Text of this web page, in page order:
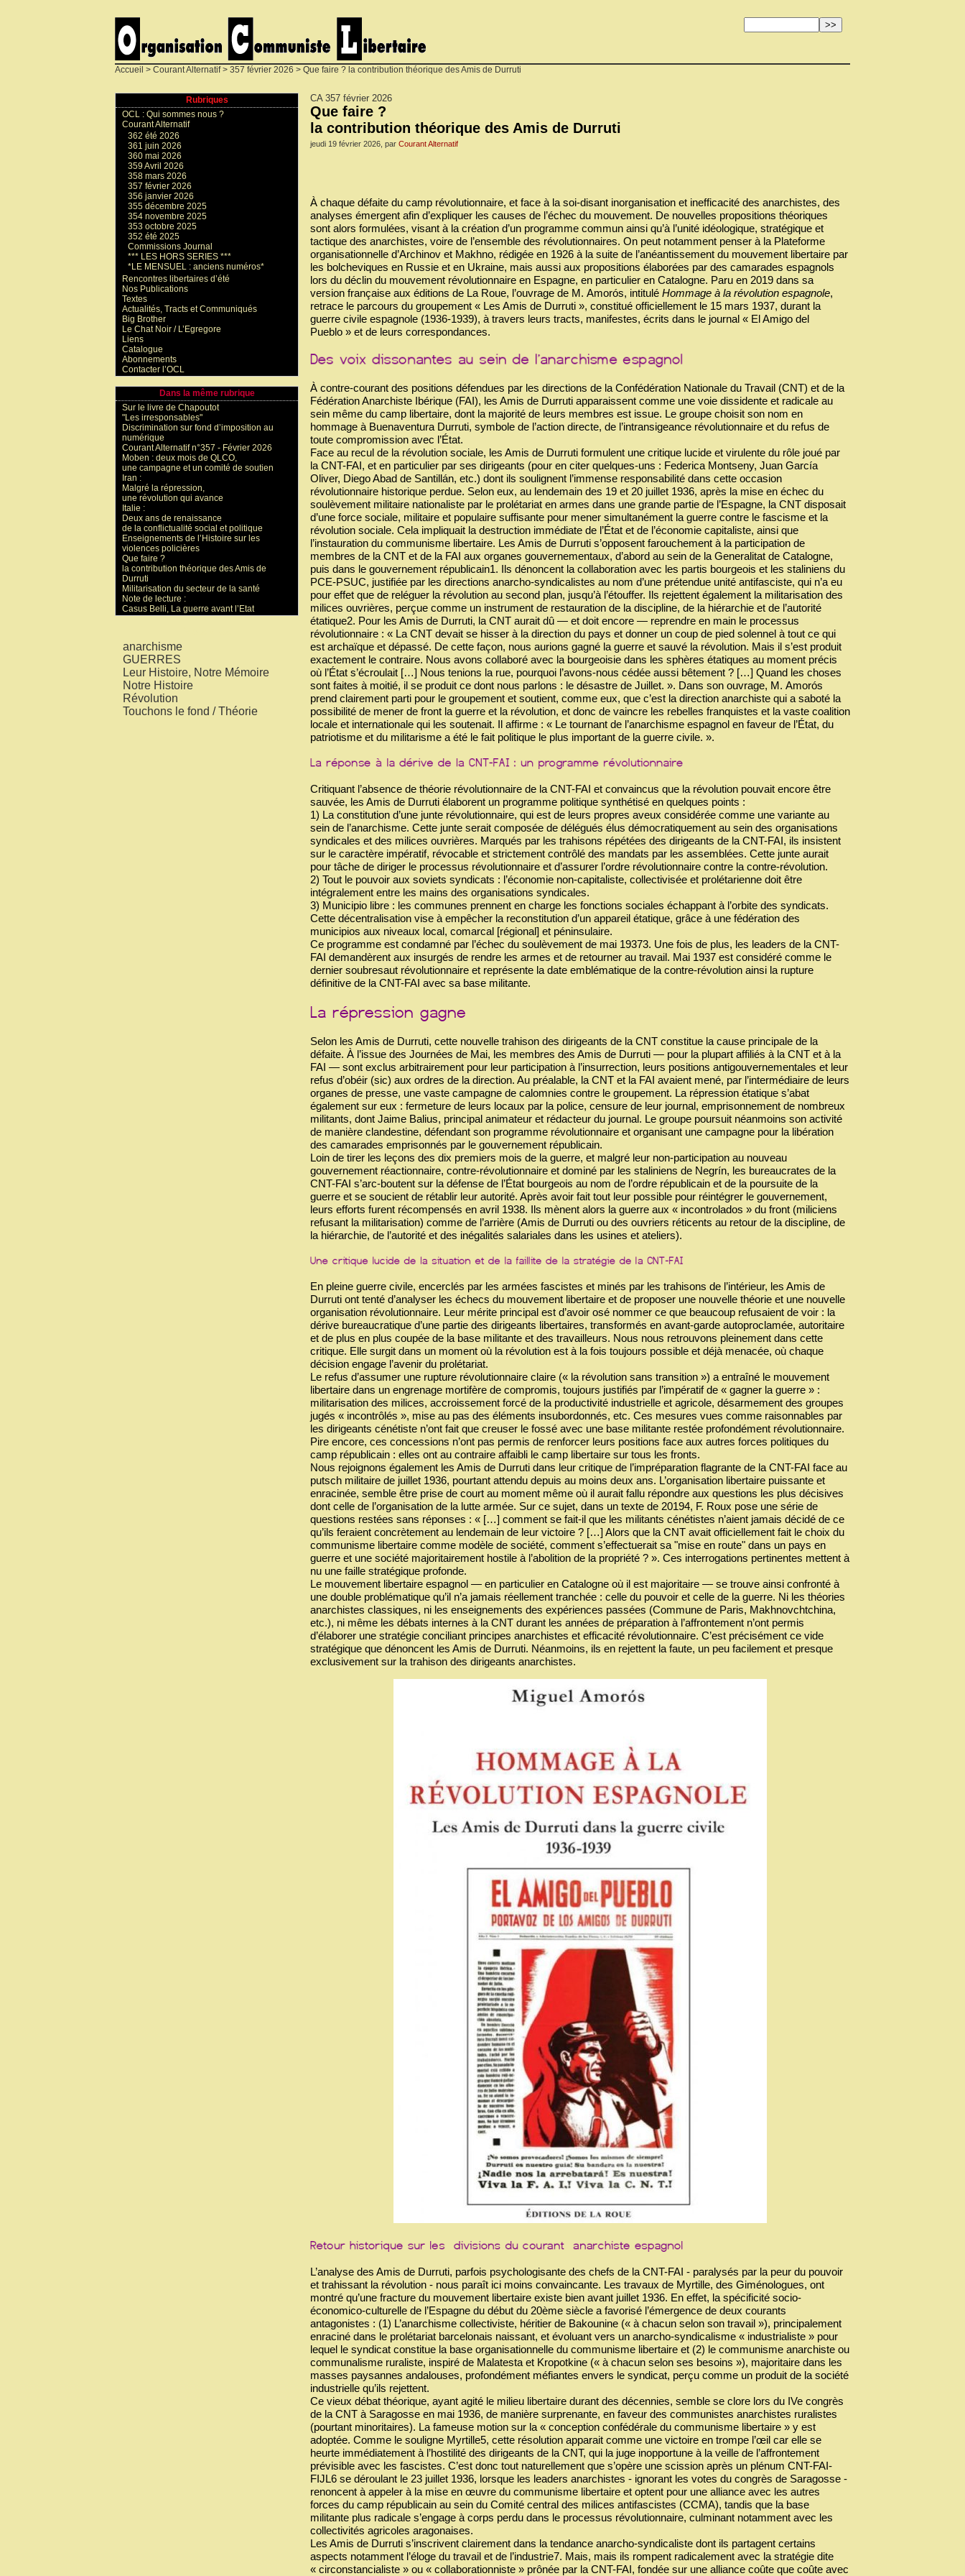
Accueil > Courant Alternatif> 357 février 2026 > Que faire ? la contribution théorique des Amis de Durruti
CA 357 février 2026
Que faire ?
la contribution théorique des Amis de Durruti
jeudi 19 février 2026, par Courant Alternatif
À chaque défaite du camp révolutionnaire, et face à la soi-disant inorganisation et inefficacité des anarchistes, des
analyses émergent afin d’expliquer les causes de l’échec du mouvement. De nouvelles propositions théoriques
sont alors formulées, visant à la création d’un programme commun ainsi qu’à l’unité idéologique, stratégique et
tactique des anarchistes, voire de l’ensemble des révolutionnaires. On peut notamment penser à la Plateforme
organisationnelle d’Archinov et Makhno, rédigée en 1926 à la suite de l’anéantissement du mouvement libertaire par
les bolcheviques en Russie et en Ukraine, mais aussi aux propositions élaborées par des camarades espagnols
lors du déclin du mouvement révolutionnaire en Espagne, en particulier en Catalogne. Paru en 2019 dans sa
version française aux éditions de La Roue, l’ouvrage de M. Amorós, intitulé Hommage à la révolution espagnole,
retrace le parcours du groupement « Les Amis de Durruti », constitué officiellement le 15 mars 1937, durant la
guerre civile espagnole (1936-1939), à travers leurs tracts, manifestes, écrits dans le journal « El Amigo del
Pueblo » et de leurs correspondances.
À contre-courant des positions défendues par les directions de la Confédération Nationale du Travail (CNT) et de la
Fédération Anarchiste Ibérique (FAI), les Amis de Durruti apparaissent comme une voie dissidente et radicale au
sein même du camp libertaire, dont la majorité de leurs membres est issue. Le groupe choisit son nom en
hommage à Buenaventura Durruti, symbole de l’action directe, de l’intransigeance révolutionnaire et du refus de
toute compromission avec l’État.
Face au recul de la révolution sociale, les Amis de Durruti formulent une critique lucide et virulente du rôle joué par
la CNT-FAI, et en particulier par ses dirigeants (pour en citer quelques-uns : Federica Montseny, Juan García
Oliver, Diego Abad de Santillán, etc.) dont ils soulignent l’immense responsabilité dans cette occasion
révolutionnaire historique perdue. Selon eux, au lendemain des 19 et 20 juillet 1936, après la mise en échec du
soulèvement militaire nationaliste par le prolétariat en armes dans une grande partie de l’Espagne, la CNT disposait
d’une force sociale, militaire et populaire suffisante pour mener simultanément la guerre contre le fascisme et la
révolution sociale. Cela impliquait la destruction immédiate de l’État et de l’économie capitaliste, ainsi que
l’instauration du communisme libertaire. Les Amis de Durruti s’opposent farouchement à la participation de
membres de la CNT et de la FAI aux organes gouvernementaux, d’abord au sein de la Generalitat de Catalogne,
puis dans le gouvernement républicain1. Ils dénoncent la collaboration avec les partis bourgeois et les staliniens du
PCE-PSUC, justifiée par les directions anarcho-syndicalistes au nom d’une prétendue unité antifasciste, qui n’a eu
pour effet que de reléguer la révolution au second plan, jusqu’à l’étouffer. Ils rejettent également la militarisation des
milices ouvrières, perçue comme un instrument de restauration de la discipline, de la hiérarchie et de l’autorité
étatique2. Pour les Amis de Durruti, la CNT aurait dû — et doit encore — reprendre en main le processus
révolutionnaire : « La CNT devait se hisser à la direction du pays et donner un coup de pied solennel à tout ce qui
est archaïque et dépassé. De cette façon, nous aurions gagné la guerre et sauvé la révolution. Mais il s’est produit
exactement le contraire. Nous avons collaboré avec la bourgeoisie dans les sphères étatiques au moment précis
où l’État s’écroulait […] Nous tenions la rue, pourquoi l’avons-nous cédée aussi bêtement ? […] Quand les choses
sont faites à moitié, il se produit ce dont nous parlons : le désastre de Juillet. ». Dans son ouvrage, M. Amorós
prend clairement parti pour le groupement et soutient, comme eux, que c’est la direction anarchiste qui a saboté la
possibilité de mener de front la guerre et la révolution, et donc de vaincre les rebelles franquistes et la vaste coalition
locale et internationale qui les soutenait. Il affirme : « Le tournant de l’anarchisme espagnol en faveur de l’État, du
patriotisme et du militarisme a été le fait politique le plus important de la guerre civile. ».
Critiquant l’absence de théorie révolutionnaire de la CNT-FAI et convaincus que la révolution pouvait encore être
sauvée, les Amis de Durruti élaborent un programme politique synthétisé en quelques points :
1) La constitution d’une junte révolutionnaire, qui est de leurs propres aveux considérée comme une variante au
sein de l’anarchisme. Cette junte serait composée de délégués élus démocratiquement au sein des organisations
syndicales et des milices ouvrières. Marqués par les trahisons répétées des dirigeants de la CNT-FAI, ils insistent
sur le caractère impératif, révocable et strictement contrôlé des mandats par les assemblées. Cette junte aurait
pour tâche de diriger le processus révolutionnaire et d’assurer l’ordre révolutionnaire contre la contre-révolution.
2) Tout le pouvoir aux soviets syndicats : l’économie non-capitaliste, collectivisée et prolétarienne doit être
intégralement entre les mains des organisations syndicales.
3) Municipio libre : les communes prennent en charge les fonctions sociales échappant à l’orbite des syndicats.
Cette décentralisation vise à empêcher la reconstitution d’un appareil étatique, grâce à une fédération des
municipios aux niveaux local, comarcal [régional] et péninsulaire.
Ce programme est condamné par l’échec du soulèvement de mai 19373. Une fois de plus, les leaders de la CNT-
FAI demandèrent aux insurgés de rendre les armes et de retourner au travail. Mai 1937 est considéré comme le
dernier soubresaut révolutionnaire et représente la date emblématique de la contre-révolution ainsi la rupture
définitive de la CNT-FAI avec sa base militante.
Selon les Amis de Durruti, cette nouvelle trahison des dirigeants de la CNT constitue la cause principale de la
défaite. À l’issue des Journées de Mai, les membres des Amis de Durruti — pour la plupart affiliés à la CNT et à la
FAI — sont exclus arbitrairement pour leur participation à l’insurrection, leurs positions antigouvernementales et leur
refus d’obéir (sic) aux ordres de la direction. Au préalable, la CNT et la FAI avaient mené, par l’intermédiaire de leurs
organes de presse, une vaste campagne de calomnies contre le groupement. La répression étatique s’abat
également sur eux : fermeture de leurs locaux par la police, censure de leur journal, emprisonnement de nombreux
militants, dont Jaime Balius, principal animateur et rédacteur du journal. Le groupe poursuit néanmoins son activité
de manière clandestine, défendant son programme révolutionnaire et organisant une campagne pour la libération
des camarades emprisonnés par le gouvernement républicain.
Loin de tirer les leçons des dix premiers mois de la guerre, et malgré leur non-participation au nouveau
gouvernement réactionnaire, contre-révolutionnaire et dominé par les staliniens de Negrín, les bureaucrates de la
CNT-FAI s’arc-boutent sur la défense de l’État bourgeois au nom de l’ordre républicain et de la poursuite de la
guerre et se soucient de rétablir leur autorité. Après avoir fait tout leur possible pour réintégrer le gouvernement,
leurs efforts furent récompensés en avril 1938. Ils mènent alors la guerre aux « incontrolados » du front (miliciens
refusant la militarisation) comme de l’arrière (Amis de Durruti ou des ouvriers réticents au retour de la discipline, de
la hiérarchie, de l’autorité et des inégalités salariales dans les usines et ateliers).
En pleine guerre civile, encerclés par les armées fascistes et minés par les trahisons de l’intérieur, les Amis de
Durruti ont tenté d’analyser les échecs du mouvement libertaire et de proposer une nouvelle théorie et une nouvelle
organisation révolutionnaire. Leur mérite principal est d’avoir osé nommer ce que beaucoup refusaient de voir : la
dérive bureaucratique d’une partie des dirigeants libertaires, transformés en avant-garde autoproclamée, autoritaire
et de plus en plus coupée de la base militante et des travailleurs. Nous nous retrouvons pleinement dans cette
critique. Elle surgit dans un moment où la révolution est à la fois toujours possible et déjà menacée, où chaque
décision engage l’avenir du prolétariat.
Le refus d’assumer une rupture révolutionnaire claire (« la révolution sans transition ») a entraîné le mouvement
libertaire dans un engrenage mortifère de compromis, toujours justifiés par l’impératif de « gagner la guerre » :
militarisation des milices, accroissement forcé de la productivité industrielle et agricole, désarmement des groupes
jugés « incontrôlés », mise au pas des éléments insubordonnés, etc. Ces mesures vues comme raisonnables par
les dirigeants cénétiste n’ont fait que creuser le fossé avec une base militante restée profondément révolutionnaire.
Pire encore, ces concessions n’ont pas permis de renforcer leurs positions face aux autres forces politiques du
camp républicain : elles ont au contraire affaibli le camp libertaire sur tous les fronts.
Nous rejoignons également les Amis de Durruti dans leur critique de l’impréparation flagrante de la CNT-FAI face au
putsch militaire de juillet 1936, pourtant attendu depuis au moins deux ans. L’organisation libertaire puissante et
enracinée, semble être prise de court au moment même où il aurait fallu répondre aux questions les plus décisives
dont celle de l’organisation de la lutte armée. Sur ce sujet, dans un texte de 20194, F. Roux pose une série de
questions restées sans réponses : « […] comment se fait-il que les militants cénétistes n’aient jamais décidé de ce
qu’ils feraient concrètement au lendemain de leur victoire ? […] Alors que la CNT avait officiellement fait le choix du
communisme libertaire comme modèle de société, comment s’effectuerait sa "mise en route" dans un pays en
guerre et une société majoritairement hostile à l’abolition de la propriété ? ». Ces interrogations pertinentes mettent à
nu une faille stratégique profonde.
Le mouvement libertaire espagnol — en particulier en Catalogne où il est majoritaire — se trouve ainsi confronté à
une double problématique qu’il n’a jamais réellement tranchée : celle du pouvoir et celle de la guerre. Ni les théories
anarchistes classiques, ni les enseignements des expériences passées (Commune de Paris, Makhnovchtchina,
etc.), ni même les débats internes à la CNT durant les années de préparation à l’affrontement n’ont permis
d’élaborer une stratégie conciliant principes anarchistes et efficacité révolutionnaire. C’est précisément ce vide
stratégique que dénoncent les Amis de Durruti. Néanmoins, ils en rejettent la faute, un peu facilement et presque
exclusivement sur la trahison des dirigeants anarchistes.
L’analyse des Amis de Durruti, parfois psychologisante des chefs de la CNT-FAI - paralysés par la peur du pouvoir
et trahissant la révolution - nous paraît ici moins convaincante. Les travaux de Myrtille, des Giménologues, ont
montré qu’une fracture du mouvement libertaire existe bien avant juillet 1936. En effet, la spécificité socio-
économico-culturelle de l’Espagne du début du 20ème siècle a favorisé l’émergence de deux courants
antagonistes : (1) L’anarchisme collectiviste, héritier de Bakounine (« à chacun selon son travail »), principalement
enraciné dans le prolétariat barcelonais naissant, et évoluant vers un anarcho-syndicalisme « industrialiste » pour
lequel le syndicat constitue la base organisationnelle du communisme libertaire et (2) le communisme anarchiste ou
communalisme ruraliste, inspiré de Malatesta et Kropotkine (« à chacun selon ses besoins »), majoritaire dans les
masses paysannes andalouses, profondément méfiantes envers le syndicat, perçu comme un produit de la société
industrielle qu’ils rejettent.
Ce vieux débat théorique, ayant agité le milieu libertaire durant des décennies, semble se clore lors du IVe congrès
de la CNT à Saragosse en mai 1936, de manière surprenante, en faveur des communistes anarchistes ruralistes
(pourtant minoritaires). La fameuse motion sur la « conception confédérale du communisme libertaire » y est
adoptée. Comme le souligne Myrtille5, cette résolution apparait comme une victoire en trompe l’œil car elle se
heurte immédiatement à l’hostilité des dirigeants de la CNT, qui la juge inopportune à la veille de l’affrontement
prévisible avec les fascistes. C’est donc tout naturellement que s’opère une scission après un plénum CNT-FAI-
FIJL6 se déroulant le 23 juillet 1936, lorsque les leaders anarchistes - ignorant les votes du congrès de Saragosse -
renoncent à appeler à la mise en œuvre du communisme libertaire et optent pour une alliance avec les autres
forces du camp républicain au sein du Comité central des milices antifascistes (CCMA), tandis que la base
militante plus radicale s’engage à corps perdu dans le processus révolutionnaire, culminant notamment avec les
collectivités agricoles aragonaises.
Les Amis de Durruti s’inscrivent clairement dans la tendance anarcho-syndicaliste dont ils partagent certains
aspects notamment l’éloge du travail et de l’industrie7. Mais, mais ils rompent radicalement avec la stratégie dite
« circonstancialiste » ou « collaborationniste » prônée par la CNT-FAI, fondée sur une alliance coûte que coûte avec
Rubriques
OCL : Qui sommes nous ?
Courant Alternatif
362 été 2026
361 juin 2026
360 mai 2026
359 Avril 2026
358 mars 2026
357 février 2026
356 janvier 2026
355 décembre 2025
354 novembre 2025
353 octobre 2025
352 été 2025
Commissions Journal
*** LES HORS SERIES ***
*LE MENSUEL : anciens numéros*
Rencontres libertaires d’été
Nos Publications
Textes
Actualités, Tracts et Communiqués
Big Brother
Le Chat Noir / L’Egregore
Liens
Catalogue
Abonnements
Contacter l’OCL
Dans la même rubrique
Sur le livre de Chapoutot
"Les irresponsables"
Discrimination sur fond d’imposition au
numérique
Courant Alternatif n°357 - Février 2026
Moben : deux mois de QLCO,
une campagne et un comité de soutien
Iran :
Malgré la répression,
une révolution qui avance
Italie :
Deux ans de renaissance
de la conflictualité social et politique
Enseignements de l’Histoire sur les
violences policières
Que faire ?
la contribution théorique des Amis de
Durruti
Militarisation du secteur de la santé
Note de lecture :
Casus Belli, La guerre avant l’Etat
anarchisme
GUERRES
Leur Histoire, Notre Mémoire
Notre Histoire
Révolution
Touchons le fond / Théorie